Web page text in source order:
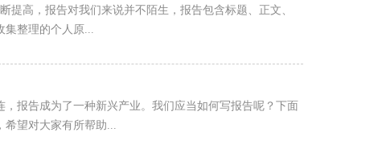
高，报告对我们来说并不陌生，报告包含标题、正文、
集整理的个人原...
报告成为了一种新兴产业。我们应当如何写报告呢？下面
希望对大家有所帮助...